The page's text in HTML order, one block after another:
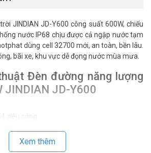
JINDIAN JD-Y600 công suất 600W, chiếu
nước IP68 chịu được cả ngập nước tạm
dùng cell 32700 mới, an toàn, bền lâu.
bãi xe, khu vực dễ đọng nước mùa mưa.
Đèn đường năng lượng
JINDIAN JD-Y600
siêu sáng
12-15 giờ chiếu sáng bền vững
Xem thêm